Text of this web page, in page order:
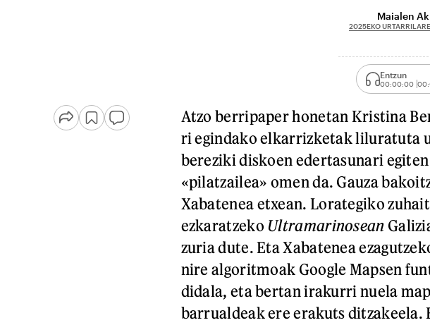
Maialen
2025EKO
Entzun
00:00:00
Atzo berripaper honetan Kristina
ri egindako elkarrizketak liluratuta
bereziki diskoen edertasunari
«pilatzailea» omen da. Gauza
Xabatenea etxean. Lorategiko
ezkaratzeko Ultramarinosean
zuria dute. Eta Xabatenea
nire algoritmoak Google Mapsen
didala, eta bertan irakurri nuela
barrualdeak ere erakuts